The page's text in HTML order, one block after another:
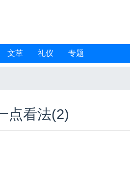
文萃 礼仪 专题
点看法(2)